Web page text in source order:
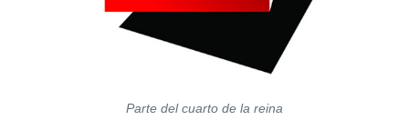
Parte del cuarto de la reina